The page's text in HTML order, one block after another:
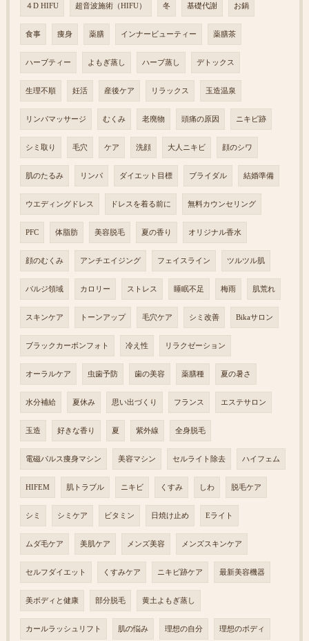
４D HIFU 超音波施術（HIFU） 冬 基礎代謝 お鍋
食事 痩身 薬膳 インナービューティー 薬膳茶
ハーブティー よもぎ蒸し ハーブ蒸し デトックス
生理不順 妊活 産後ケア リラックス 玉造温泉
リンパマッサージ むくみ 老廃物 頭痛の原因 ニキビ跡
シミ取り 毛穴 ケア 洗顔 大人ニキビ 顔のシワ
肌のたるみ リンパ ダイエット目標 ブライダル 結婚準備
ウエディングドレス ドレスを着る前に 無料カウンセリング
PFC 体脂肪 美容脱毛 夏の香り オリジナル香水
顔のむくみ アンチエイジング フェイスライン ツルツル肌
バルジ領域 カロリー ストレス 睡眠不足 梅雨 肌荒れ
スキンケア トーンアップ 毛穴ケア シミ改善 Bikaサロン
ブラックカーボンフォト 冷え性 リラクゼーション
オーラルケア 虫歯予防 歯の美容 薬膳種 夏の暑さ
水分補給 夏休み 思い出づくり フランス エステサロン
玉造 好きな香り 夏 紫外線 全身脱毛
電磁パルス痩身マシン 美容マシン セルライト除去 ハイフェム
HIFEM 肌トラブル ニキビ くすみ しわ 脱毛ケア
シミ シミケア ビタミン 日焼け止め Eライト
ムダ毛ケア 美肌ケア メンズ美容 メンズスキンケア
セルフダイエット くすみケア ニキビ跡ケア 最新美容機器
美ボディと健康 部分脱毛 黄土よもぎ蒸し
カールラッシュリフト 肌の悩み 理想の自分 理想のボディ